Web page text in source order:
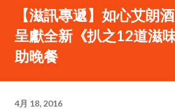
【滋訊專遞】如心艾朗
呈獻全新《扒之12道滋
助晚餐
4月 18, 2016